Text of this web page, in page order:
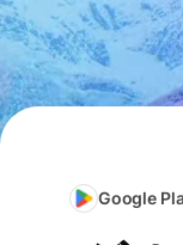
Google